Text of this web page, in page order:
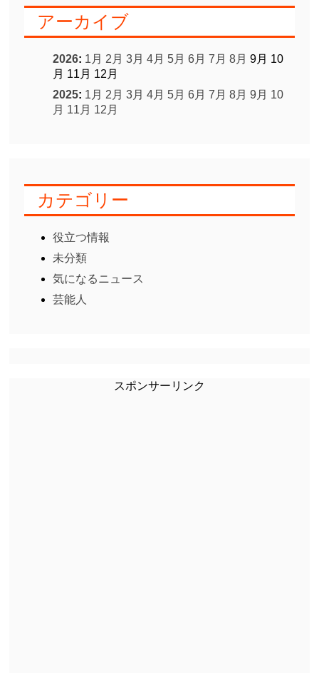
アーカイブ
2026: 1月 2月 3月 4月 5月 6月 7月 8月 9月 10
月 11月 12月
2025: 1月 2月 3月 4月 5月 6月 7月 8月 9月 10
月 11月 12月
カテゴリー
役立つ情報
未分類
気になるニュース
芸能人
スポンサーリンク